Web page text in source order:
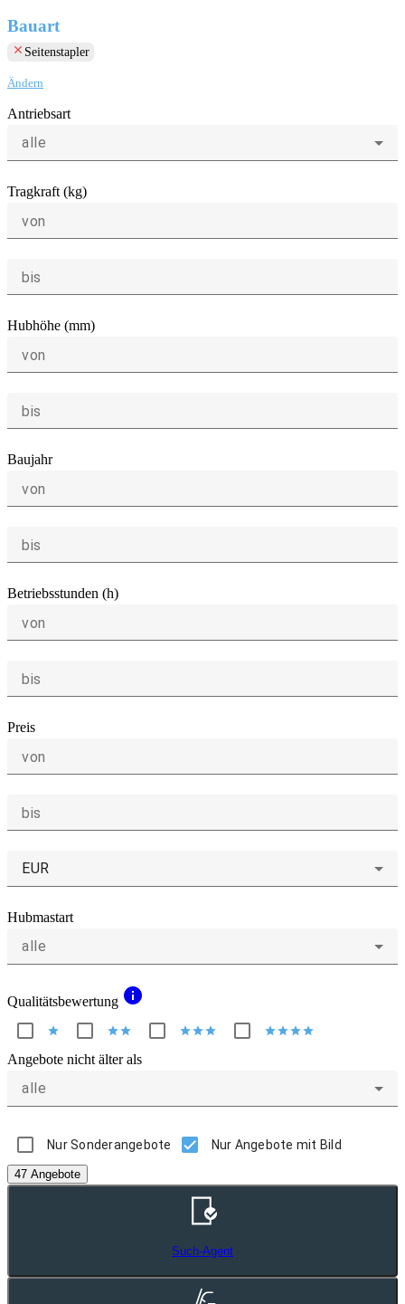
Bauart
clear Seitenstapler
Ändern
Antriebsart
alle
Tragkraft (kg)
von
bis
Hubhöhe (mm)
von
bis
Baujahr
von
bis
Betriebsstunden (h)
von
bis
Preis
von
bis
EUR
Hubmastart
alle
Qualitätsbewertung info
star starstar starstarstar starstarstarstar
Angebote nicht älter als
alle
Nur Sonderangebote Nur Angebote mit Bild
47 Angebote
Such-Agent